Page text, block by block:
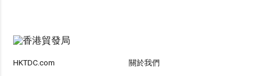
HKTDC.com 關於我們